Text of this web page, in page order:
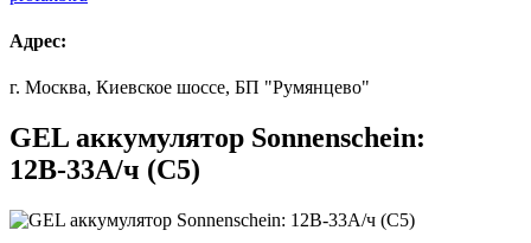
Адрес:
г. Москва, Киевское шоссе, БП "Румянцево"
GEL аккумулятор Sonnenschein:
12В-33А/ч (С5)